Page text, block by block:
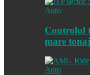
Auto
Controlul
mare
Auto